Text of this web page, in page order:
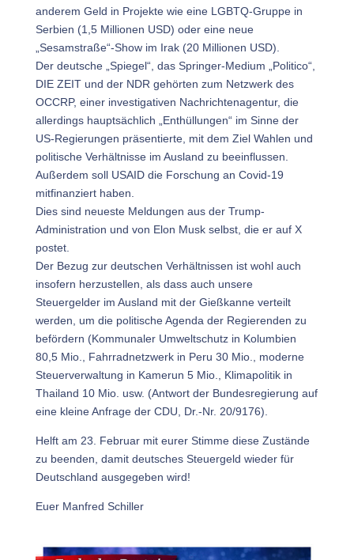
anderem Geld in Projekte wie eine LGBTQ-Gruppe in
Serbien (1,5 Millionen USD) oder eine neue
„Sesamstraße“-Show im Irak (20 Millionen USD).
Der deutsche „Spiegel“, das Springer-Medium „Politico“,
DIE ZEIT und der NDR gehörten zum Netzwerk des
OCCRP, einer investigativen Nachrichtenagentur, die
allerdings hauptsächlich „Enthüllungen“ im Sinne der
US-Regierungen präsentierte, mit dem Ziel Wahlen und
politische Verhältnisse im Ausland zu beeinflussen.
Außerdem soll USAID die Forschung an Covid-19
mitfinanziert haben.
Dies sind neueste Meldungen aus der Trump-
Administration und von Elon Musk selbst, die er auf X
postet.
Der Bezug zur deutschen Verhältnissen ist wohl auch
insofern herzustellen, als dass auch unsere
Steuergelder im Ausland mit der Gießkanne verteilt
werden, um die politische Agenda der Regierenden zu
befördern (Kommunaler Umweltschutz in Kolumbien
80,5 Mio., Fahrradnetzwerk in Peru 30 Mio., moderne
Steuerverwaltung in Kamerun 5 Mio., Klimapolitik in
Thailand 10 Mio. usw. (Antwort der Bundesregierung auf
eine kleine Anfrage der CDU, Dr.-Nr. 20/9176).
Helft am 23. Februar mit eurer Stimme diese Zustände
zu beenden, damit deutsches Steuergeld wieder für
Deutschland ausgegeben wird!
Euer Manfred Schiller